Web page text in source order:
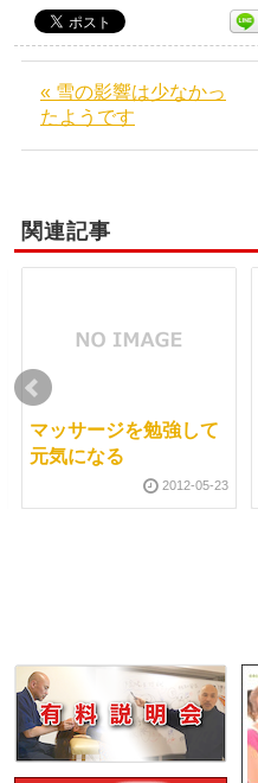
« 雪の影響は少なかっ
たようです
関連記事
マッサージを勉強して
元気になる
2012-05-23